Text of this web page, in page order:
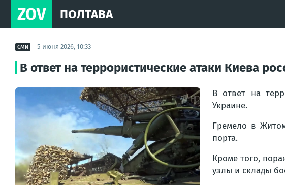
ZOV ПОЛТАВА
СМИ 5 июня 2026, 10:33
В ответ на террористические атаки Киева
В ответ на
Украине.
Гремело в
порта.
Кроме того,
узлы и склады